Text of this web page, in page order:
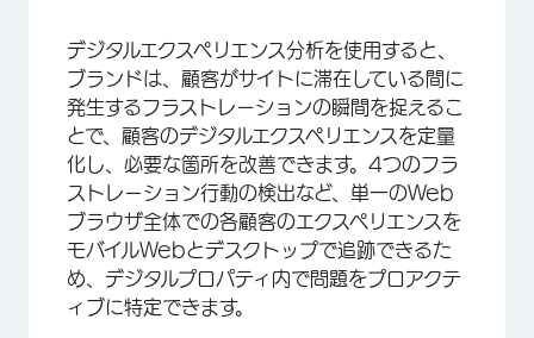
デジタルアシスト
ダッシュボードでのデータの表示
FAQs
デジタルエクスペリエンス分析を使用すると、
ブランドは、顧客がサイトに滞在している間に
発生するフラストレーションの瞬間を捉えるこ
とで、顧客のデジタルエクスペリエンスを定量
化し、必要な箇所を改善できます。4つのフラ
ストレーション行動の検出など、単一のWeb
ブラウザ全体での各顧客のエクスペリエンスを
モバイルWebとデスクトップで追跡できるた
め、デジタルプロパティ内で問題をプロアクテ
ィブに特定できます。